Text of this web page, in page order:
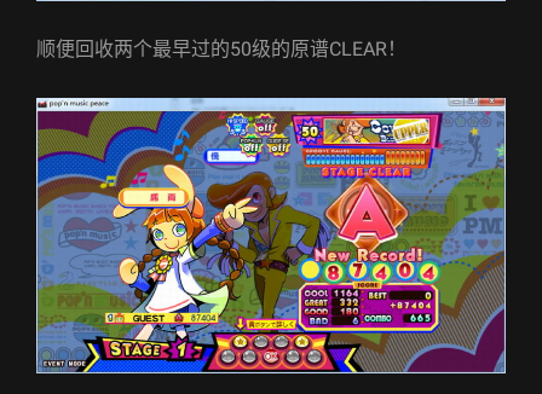
顺便回收两个最早过的50级的原谱CLEAR！